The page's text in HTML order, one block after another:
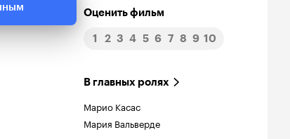
Оценить фильм
1 2 3 4 5 6 7 8 9 10
В главных ролях
Марио Касас
Мария Вальверде